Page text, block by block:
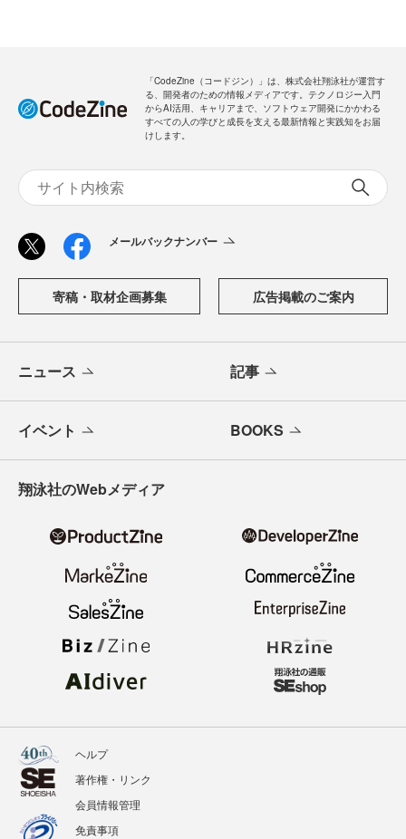
「CodeZine（コードジン）」は、株式会社翔泳社が運営す
る、開発者のための情報メディアです。テクノロジー入門
からAI活用、キャリアまで、ソフトウェア開発にかかわる
すべての人の学びと成長を支える最新情報と実践知をお届
けします。
メールバックナンバー
寄稿・取材企画募集 広告掲載のご案内
ニュース 記事
イベント BOOKS
翔泳社のWebメディア
ヘルプ
著作権・リンク
会員情報管理
免責事項